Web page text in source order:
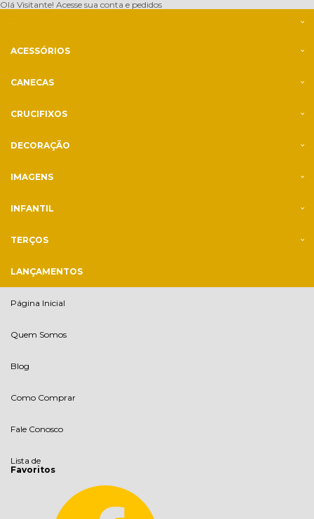
Olá Visitante! Acesse sua conta e pedidos
ACESSÓRIOS
CANECAS
CRUCIFIXOS
DECORAÇÃO
IMAGENS
INFANTIL
TERÇOS
LANÇAMENTOS
Página Inicial
Quem Somos
Blog
Como Comprar
Fale Conosco
Lista de
Favoritos